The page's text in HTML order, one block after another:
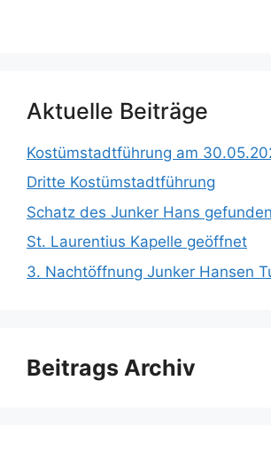
Aktuelle Beiträge
Kostümstadtführung am
Dritte Kostümstadtführung
Schatz des Junker Hans gefunden
St. Laurentius Kapelle geöffnet
3. Nachtöffnung Junker Hansen
Beitrags Archiv